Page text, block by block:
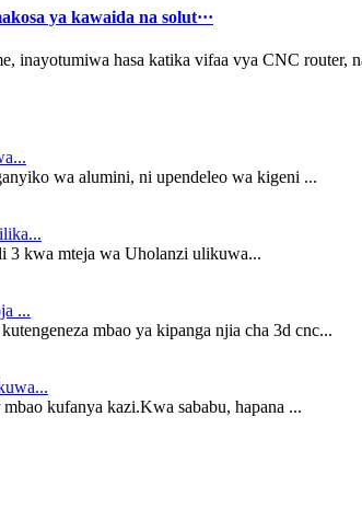
ya kawaida na solut···
inayotumiwa hasa katika vifaa vya CNC router,
wa alumini, ni upendeleo wa kigeni ...
3 kwa mteja wa Uholanzi ulikuwa...
...
mbao ya kipanga njia cha 3d cnc...
kufanya kazi.Kwa sababu, hapana ...